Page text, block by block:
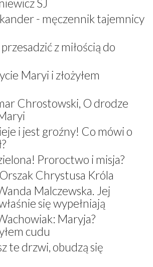
SJ
- męczennik tajemnicy
z miłością do
Maryi i złożyłem
Chrostowski, O drodze
i jest groźny! Co mówi o
Proroctwo i misja?
Chrystusa Króla
Malczewska. Jej
się wypełniają
Maryja?
cudu
te drzwi, obudzą się